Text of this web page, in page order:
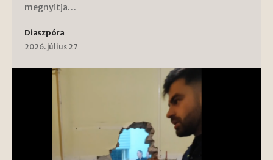
megnyitja…
Diaszpóra
2026. július 27